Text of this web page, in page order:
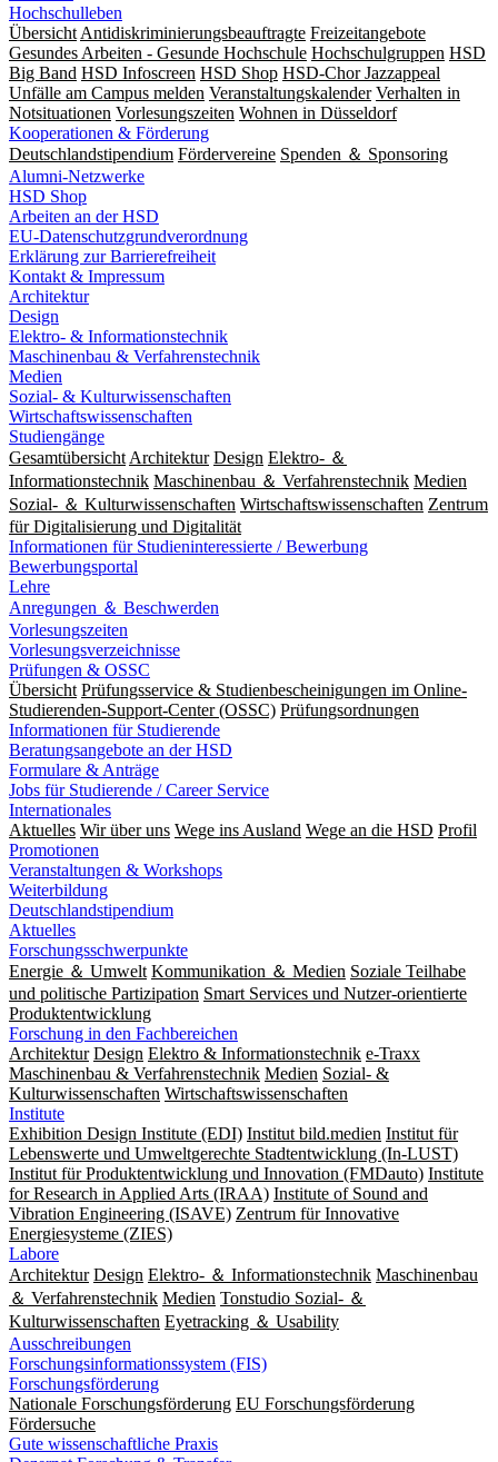
Hochschulleben
Übersicht Antidiskriminierungsbeauftragte Freizeitangebote
Gesundes Arbeiten - Gesunde Hochschule Hochschulgruppen HSD
Big Band HSD Infoscreen HSD Shop HSD-Chor Jazzappeal
Unfälle am Campus melden Veranstaltungskalender Verhalten in
Notsituationen Vorlesungszeiten Wohnen in Düsseldorf
Kooperationen & Förderung
Deutschlandstipendium Fördervereine Spenden ＆ Sponsoring
Alumni-Netzwerke
HSD Shop
Arbeiten an der HSD
EU-Datenschutzgrundverordnung
Erklärung zur Barrierefreiheit
Kontakt & Impressum
Architektur
Design
Elektro- & Informationstechnik
Maschinenbau & Verfahrenstechnik
Medien
Sozial- & Kulturwissenschaften
Wirtschaftswissenschaften
Studiengänge
Gesamtübersicht Architektur Design Elektro- ＆
Informationstechnik Maschinenbau ＆ Verfahrenstechnik Medien
Sozial- ＆ Kulturwissenschaften Wirtschaftswissenschaften Zentrum
für Digitalisierung und Digitalität
Informationen für Studieninteressierte / Bewerbung
Bewerbungsportal
Lehre
Anregungen ＆ Beschwerden
Vorlesungszeiten
Vorlesungsverzeichnisse
Prüfungen & OSSC
Übersicht Prüfungsservice & Studienbescheinigungen im Online-
Studierenden-Support-Center (OSSC) Prüfungsordnungen
Informationen für Studierende
Beratungsangebote an der HSD
Formulare & Anträge
Jobs für Studierende / Career Service
Internationales
Aktuelles Wir über uns Wege ins Ausland Wege an die HSD Profil
Promotionen
Veranstaltungen & Workshops
Weiterbildung
Deutschlandstipendium
Aktuelles
Forschungsschwerpunkte
Energie ＆ Umwelt Kommunikation ＆ Medien Soziale Teilhabe
und politische Partizipation Smart Services und Nutzer-orientierte
Produktentwicklung
Forschung in den Fachbereichen
Architektur Design Elektro & Informationstechnik e-Traxx
Maschinenbau & Verfahrenstechnik Medien Sozial- &
Kulturwissenschaften Wirtschaftswissenschaften
Institute
Exhibition Design Institute (EDI) Institut bild.medien Institut für
Lebenswerte und Umweltgerechte Stadtentwicklung (In-LUST)
Institut für Produktentwicklung und Innovation (FMDauto) Institute
for Research in Applied Arts (IRAA) Institute of Sound and
Vibration Engineering (ISAVE) Zentrum für Innovative
Energiesysteme (ZIES)
Labore
Architektur Design Elektro- ＆ Informationstechnik Maschinenbau
＆ Verfahrenstechnik Medien Tonstudio Sozial- ＆
Kulturwissenschaften Eyetracking ＆ Usability
Ausschreibungen
Forschungsinformationssystem (FIS)
Forschungsförderung
Nationale Forschungsförderung EU Forschungsförderung
Fördersuche
Gute wissenschaftliche Praxis